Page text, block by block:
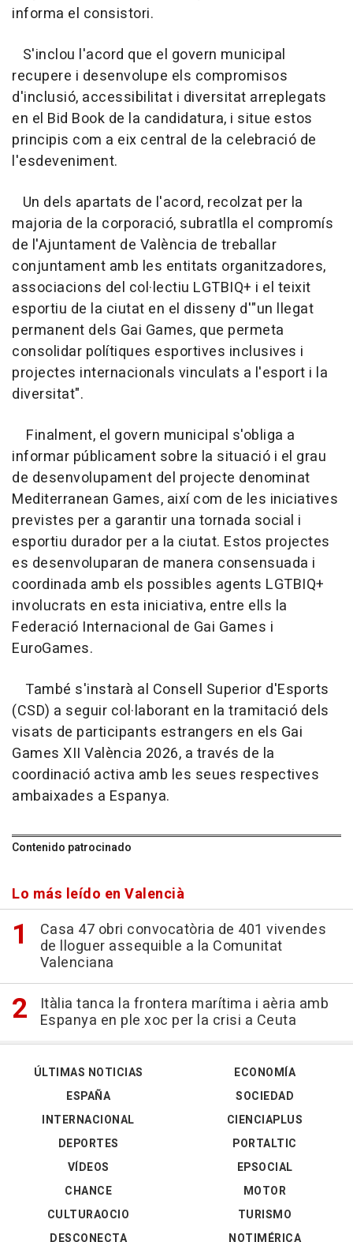
informa el consistori.
S'inclou l'acord que el govern municipal
recupere i desenvolupe els compromisos
d'inclusió, accessibilitat i diversitat arreplegats
en el Bid Book de la candidatura, i situe estos
principis com a eix central de la celebració de
l'esdeveniment.
Un dels apartats de l'acord, recolzat per la
majoria de la corporació, subratlla el compromís
de l'Ajuntament de València de treballar
conjuntament amb les entitats organitzadores,
associacions del col·lectiu LGTBIQ+ i el teixit
esportiu de la ciutat en el disseny d'"un llegat
permanent dels Gai Games, que permeta
consolidar polítiques esportives inclusives i
projectes internacionals vinculats a l'esport i la
diversitat".
Finalment, el govern municipal s'obliga a
informar públicament sobre la situació i el grau
de desenvolupament del projecte denominat
Mediterranean Games, així com de les iniciatives
previstes per a garantir una tornada social i
esportiu durador per a la ciutat. Estos projectes
es desenvoluparan de manera consensuada i
coordinada amb els possibles agents LGTBIQ+
involucrats en esta iniciativa, entre ells la
Federació Internacional de Gai Games i
EuroGames.
També s'instarà al Consell Superior d'Esports
(CSD) a seguir col·laborant en la tramitació dels
visats de participants estrangers en els Gai
Games XII València 2026, a través de la
coordinació activa amb les seues respectives
ambaixades a Espanya.
Contenido patrocinado
Lo más leído en Valencià
Casa 47 obri convocatòria de 401 vivendes
de lloguer assequible a la Comunitat
Valenciana
Itàlia tanca la frontera marítima i aèria amb
Espanya en ple xoc per la crisi a Ceuta
ÚLTIMAS NOTICIAS
ESPAÑA
INTERNACIONAL
DEPORTES
VÍDEOS
ECONOMÍA
SOCIEDAD
CIENCIAPLUS
PORTALTIC
EPSOCIAL
CHANCE
CULTURAOCIO
DESCONECTA
MOTOR
TURISMO
NOTIMÉRICA